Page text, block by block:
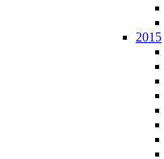
2015